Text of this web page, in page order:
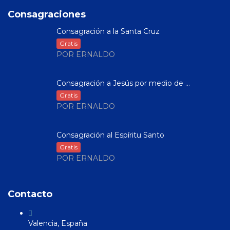
Consagraciones
Consagración a la Santa Cruz
Gratis
POR ERNALDO
Consagración a Jesús por medio de ...
Gratis
POR ERNALDO
Consagración al Espíritu Santo
Gratis
POR ERNALDO
Contacto
Valencia, España